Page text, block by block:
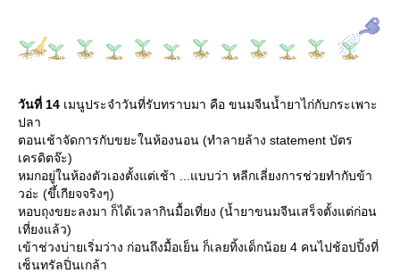
วันที่ 14 เมนูประจำวันที่รับทราบมา คือ ขนมจีนน้ำยาไก่กับกระเพาะ
ปลา
ตอนเช้าจัดการกับขยะในห้องนอน (ทำลายล้าง statement บัตร
เครดิตจ๊ะ)
หมกอยู่ในห้องตัวเองตั้งแต่เช้า ...แบบว่า หลีกเลี่ยงการช่วยทำกับข้า
วอ่ะ (ขึ้เกียจจริงๆ)
หอบถุงขยะลงมา ก็ได้เวลากินมื้อเที่ยง (น้ำยาขนมจีนเสร็จตั้งแต่ก่อน
เที่ยงแล้ว)
เข้าช่วงบ่ายเริ่มว่าง ก่อนถึงมื้อเย็น ก็เลยทิ้งเด็กน้อย 4 คนไปช้อปปิ้งที่
เซ็นทรัลปิ่นเกล้า